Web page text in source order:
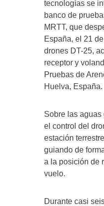
tecnologías se
banco de
MRTT, que
España, el 21
drones DT-25,
receptor y
Pruebas de
Huelva, España.
Sobre las aguas
el control del
estación
guiando de
a la posición de
vuelo.
Durante casi